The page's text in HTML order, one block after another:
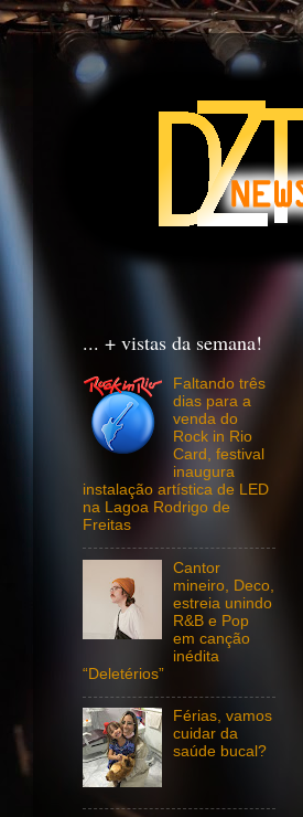
... + vistas da semana!
Faltando três
dias para a
venda do
Rock in Rio
Card, festival
inaugura
instalação artística de LED
na Lagoa Rodrigo de
Freitas
Cantor
mineiro, Deco,
estreia unindo
R&B e Pop
em canção
inédita
“Deletérios”
Férias, vamos
cuidar da
saúde bucal?